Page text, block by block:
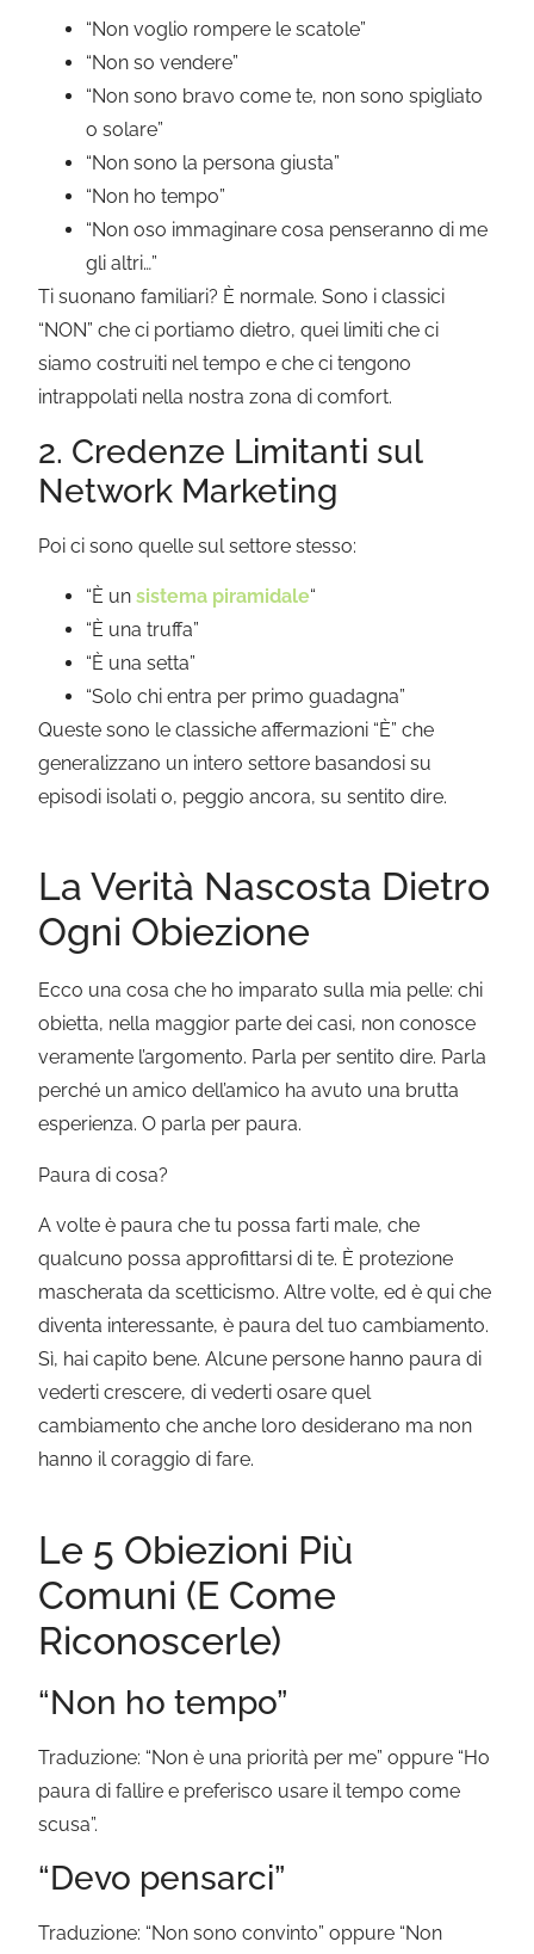
“Non voglio rompere le scatole”
“Non so vendere”
“Non sono bravo come te, non sono spigliato
o solare”
“Non sono la persona giusta”
“Non ho tempo”
“Non oso immaginare cosa penseranno di me
gli altri…”
Ti suonano familiari? È normale. Sono i classici
“NON” che ci portiamo dietro, quei limiti che ci
siamo costruiti nel tempo e che ci tengono
intrappolati nella nostra zona di comfort.
2. Credenze Limitanti sul
Network Marketing
Poi ci sono quelle sul settore stesso:
“È unsistema piramidale“
“È una truffa”
“È una setta”
“Solo chi entra per primo guadagna”
Queste sono le classiche affermazioni “È” che
generalizzano un intero settore basandosi su
episodi isolati o, peggio ancora, su sentito dire.
La Verità Nascosta Dietro
Ogni Obiezione
Ecco una cosa che ho imparato sulla mia pelle: chi
obietta, nella maggior parte dei casi, non conosce
veramente l’argomento. Parla per sentito dire. Parla
perché un amico dell’amico ha avuto una brutta
esperienza. O parla per paura.
Paura di cosa?
A volte è paura che tu possa farti male, che
qualcuno possa approfittarsi di te. È protezione
mascherata da scetticismo. Altre volte, ed è qui che
diventa interessante, è paura del tuo cambiamento.
Sì, hai capito bene. Alcune persone hanno paura di
vederti crescere, di vederti osare quel
cambiamento che anche loro desiderano ma non
hanno il coraggio di fare.
Le 5 Obiezioni Più
Comuni (E Come
Riconoscerle)
“Non ho tempo”
Traduzione: “Non è una priorità per me” oppure “Ho
paura di fallire e preferisco usare il tempo come
scusa”.
“Devo pensarci”
Traduzione: “Non sono convinto” oppure “Non